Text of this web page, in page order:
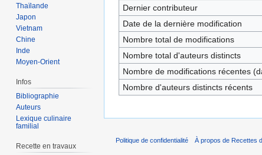
Dernier contributeur
Date de la dernière modification
Nombre total de modifications
Nombre total d'auteurs distincts
Nombre de modifications récentes
Nombre d'auteurs distincts récents
Thaïlande
Japon
Vietnam
Chine
Inde
Moyen-Orient
Infos
Bibliographie
Auteurs
Lexique culinaire
familial
Recette en travaux
Politique de confidentialité À propos de Recettes